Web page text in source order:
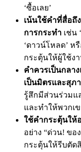
‘ซื้อเลย’
เน้นใช้คำที่สื่อถึ
การกระทำ เช่น
‘ดาวน์โหลด’ ห
กระตุ้นให้ผู้ใช้ง
คำควรเป็นกลา
เป็นมิตรและสุภ
รู้สึกมีส่วนร่วมแ
และทำให้พวกเ
ใช้คำกระตุ้นให้
อย่าง “ด่วน! ขอ
กระตุ้นให้รีบตัด